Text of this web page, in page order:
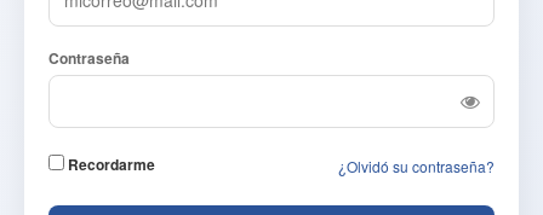
Contraseña
Recordarme ¿Olvidó su contraseña?